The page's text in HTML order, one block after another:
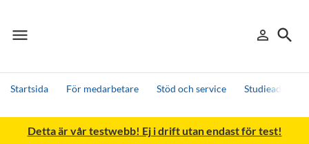
menu
Meny person_outline
Logga in
search
Sök
Startsida För medarbetare Stöd och service
Sök
Andra söktjänster
Detta är vår testwebb! Ej i drift utan endast för test!